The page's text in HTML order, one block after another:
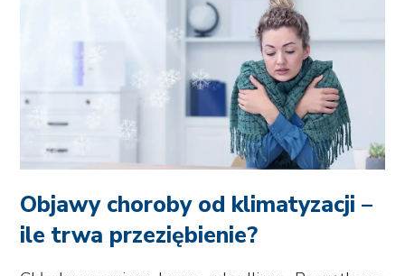
Objawy choroby od klimatyzacji –
ile trwa przeziębienie?